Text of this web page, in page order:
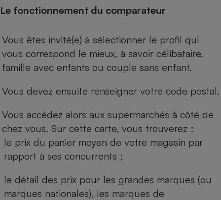
Le fonctionnement du comparateur
Vous êtes invité(e) à sélectionner le profil qui
vous correspond le mieux, à savoir célibataire,
famille avec enfants ou couple sans enfant.
Vous devez ensuite renseigner votre code postal.
Vous accédez alors aux supermarchés à côté de
chez vous. Sur cette carte, vous trouverez :
le prix du panier moyen de votre magasin par
rapport à ses concurrents ;
le détail des prix pour les grandes marques (ou
marques nationales), les marques de